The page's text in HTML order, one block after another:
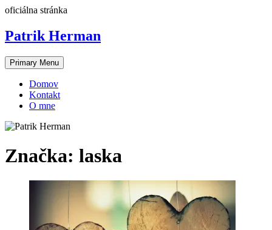
Skip
content
oficiálna stránka
Patrik Herman
Primary Menu
Domov
Kontakt
O mne
Značka: laska